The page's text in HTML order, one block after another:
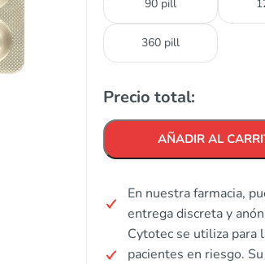
90 pill
360 pill
Precio total:
AÑADIR AL
En nuestra farmacia,
entrega discreta y
Cytotec se utiliza para
pacientes en riesgo.